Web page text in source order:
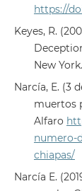
https://
Keyes, R.
New York.
Narcía, E. (3
muertos
Alfaro
numero-
chiapas/
Narcía E.